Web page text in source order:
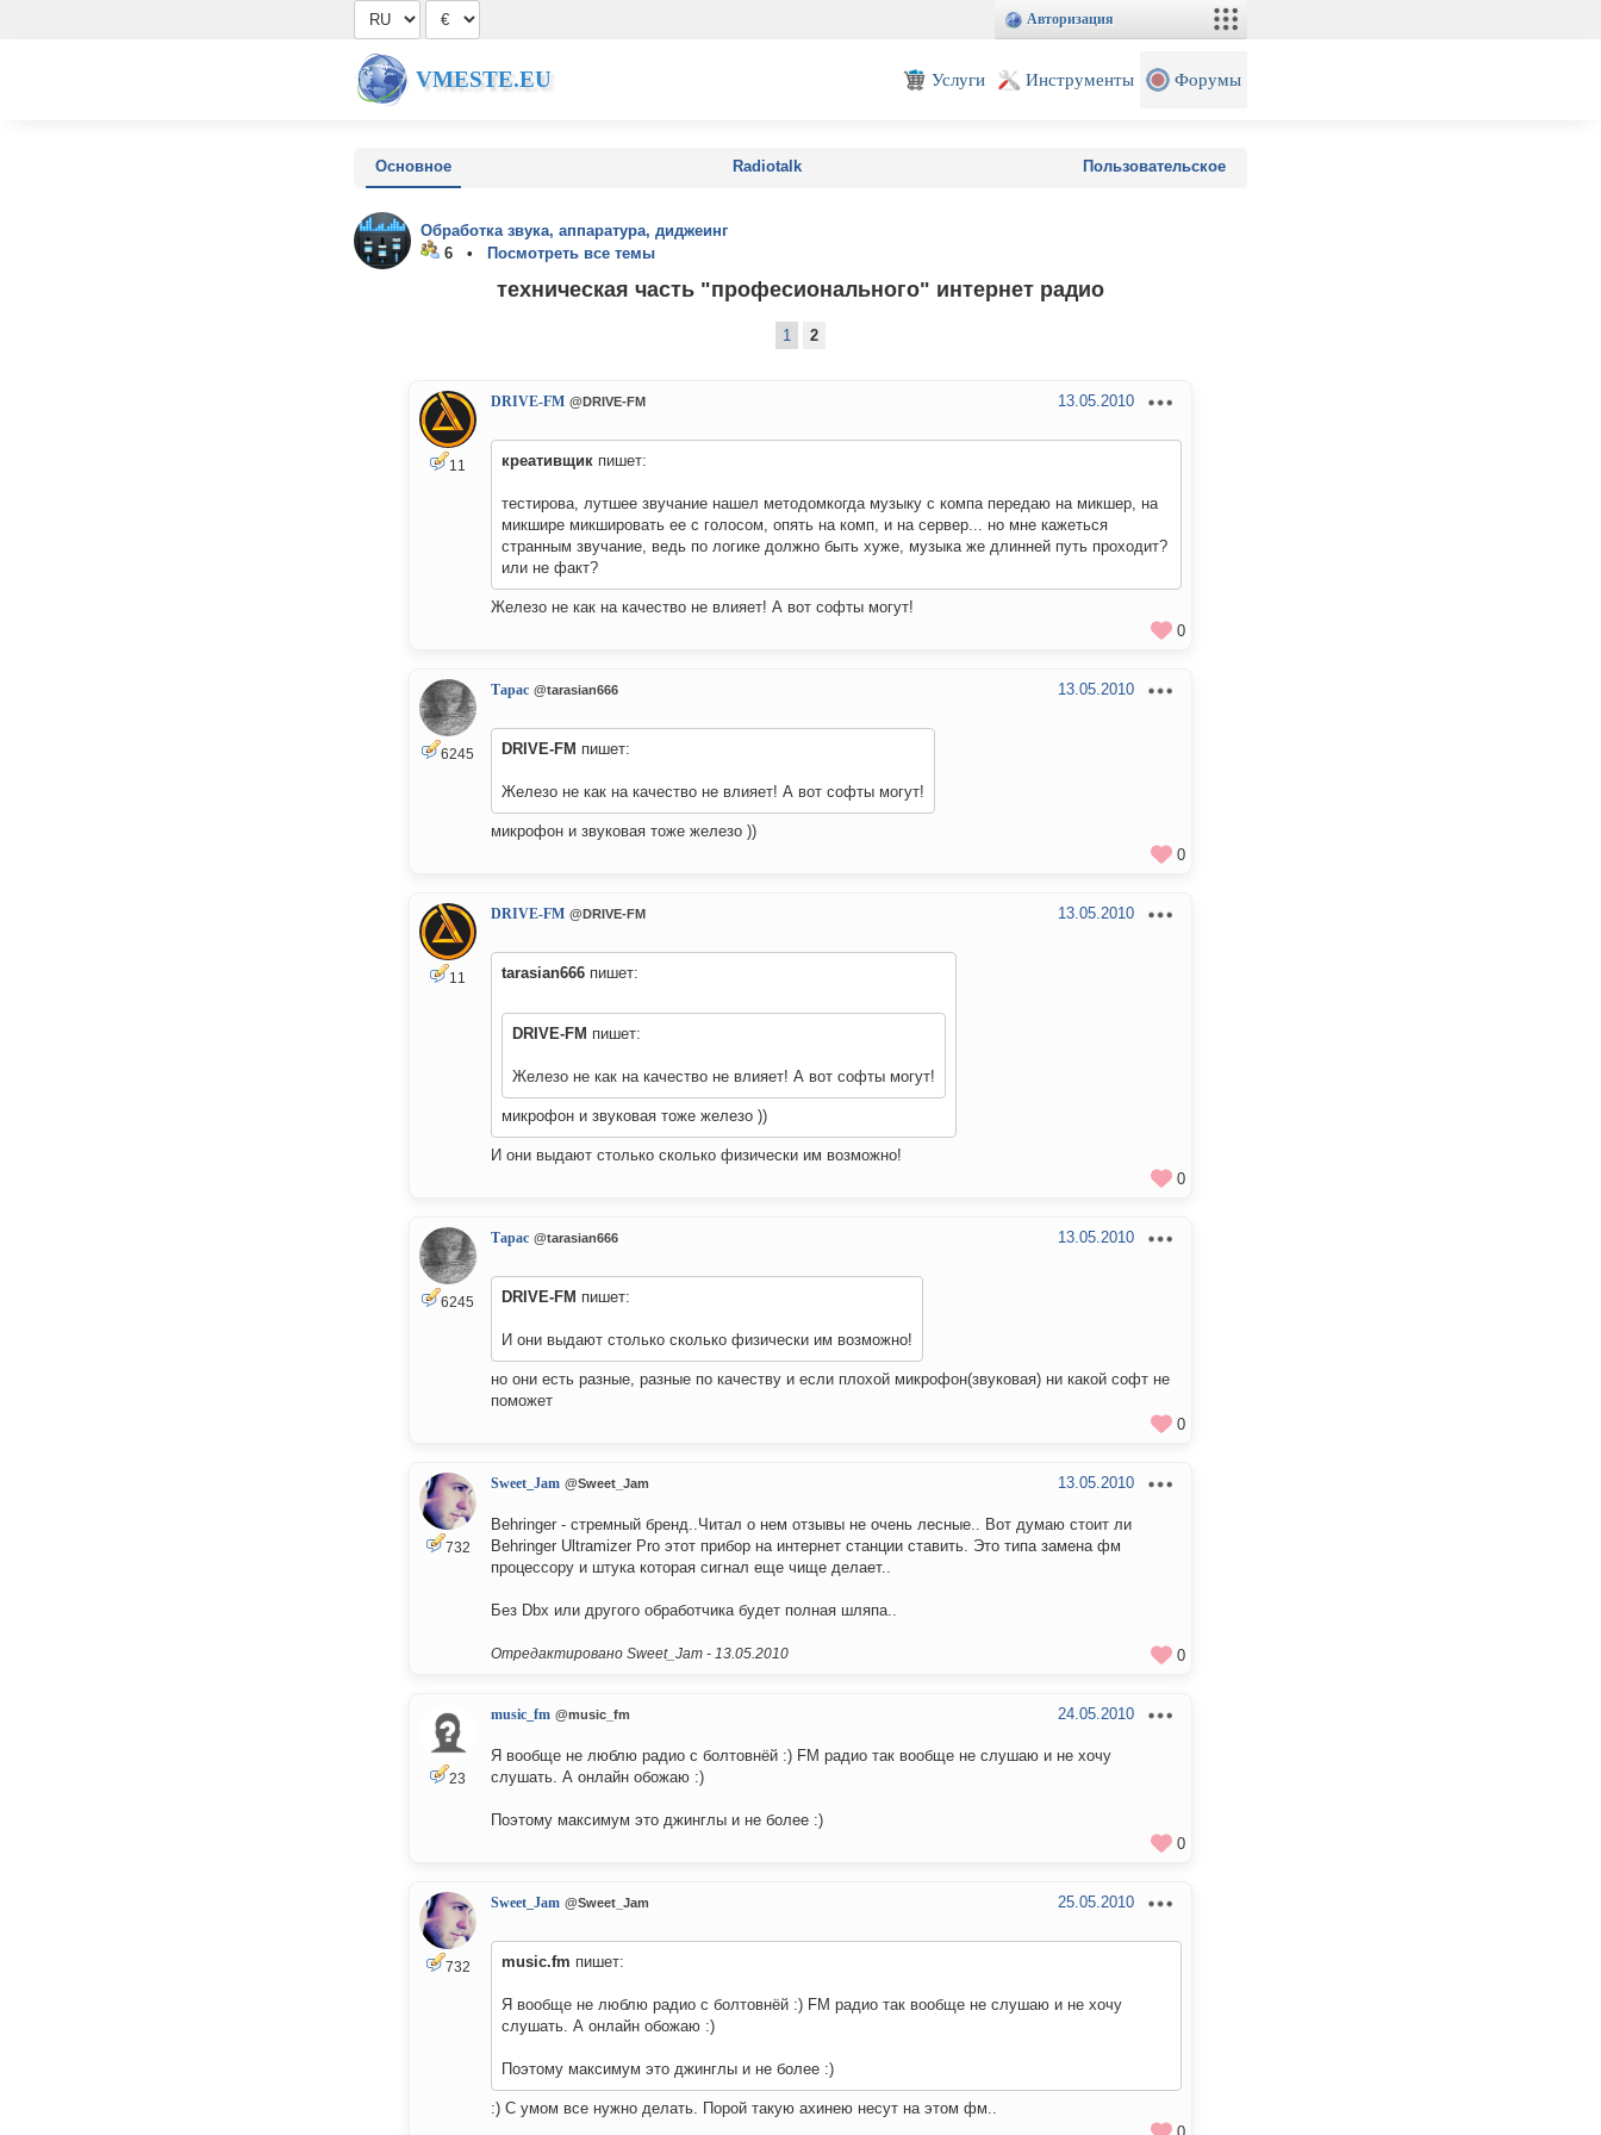
Авторизация
VMESTE.EU Услуги Инструменты Форумы
Основное Radiotalk Пользовательское
Обработка звука, аппаратура, диджеинг
6 •
Посмотреть все темы
техническая часть "професионального" интернет радио
1 2
11
DRIVE-FM @DRIVE-FM 13.05.2010
креативщик пишет:
тестирова, лутшее звучание нашел методомкогда музыку с компа передаю на микшер, на
микшире микшировать ее с голосом, опять на комп, и на сервер... но мне кажеться
странным звучание, ведь по логике должно быть хуже, музыка же длинней путь проходит?
или не факт?
Железо не как на качество не влияет! А вот софты могут!
0
6245
Тарас @tarasian666 13.05.2010
DRIVE-FM пишет:
Железо не как на качество не влияет! А вот софты могут!
микрофон и звуковая тоже железо ))
0
11
DRIVE-FM @DRIVE-FM 13.05.2010
tarasian666 пишет:
DRIVE-FM пишет:
Железо не как на качество не влияет! А вот софты могут!
микрофон и звуковая тоже железо ))
И они выдают столько сколько физически им возможно!
0
6245
Тарас @tarasian666 13.05.2010
DRIVE-FM пишет:
И они выдают столько сколько физически им возможно!
но они есть разные, разные по качеству и если плохой микрофон(звуковая) ни какой софт не
поможет
0
732
Sweet_Jam @Sweet_Jam 13.05.2010
Behringer - стремный бренд..Читал о нем отзывы не очень лесные.. Вот думаю стоит ли
Behringer Ultramizer Pro этот прибор на интернет станции ставить. Это типа замена фм
процессору и штука которая сигнал еще чище делает..
Без Dbx или другого обработчика будет полная шляпа..
Отредактировано Sweet_Jam - 13.05.2010 0
23
music_fm @music_fm 24.05.2010
Я вообще не люблю радио с болтовнёй :) FM радио так вообще не слушаю и не хочу
слушать. А онлайн обожаю :)
Поэтому максимум это джинглы и не более :)
0
732
Sweet_Jam @Sweet_Jam 25.05.2010
music.fm пишет:
Я вообще не люблю радио с болтовнёй :) FM радио так вообще не слушаю и не хочу
слушать. А онлайн обожаю :)
Поэтому максимум это джинглы и не более :)
:) С умом все нужно делать. Порой такую ахинею несут на этом фм..